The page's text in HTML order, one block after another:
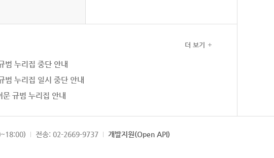
범 누리집 중단 안내
범 누리집 일시 중단 안내
문 규범 누리집 안내
더 보기
전송: 02-2669-9737 개발지원(Open API)